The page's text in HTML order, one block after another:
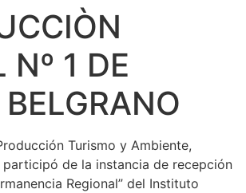
Nº 1 DE
Turismo y Ambiente,
participó de la instancia de recepción
Regional” del Instituto